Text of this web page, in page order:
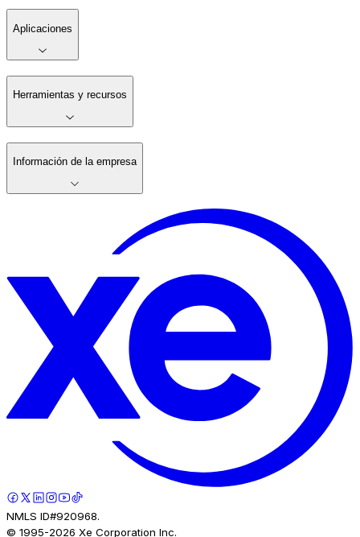
Aplicaciones
Herramientas y recursos
Información de la empresa
NMLS ID#920968.
© 1995-2026 Xe Corporation Inc.